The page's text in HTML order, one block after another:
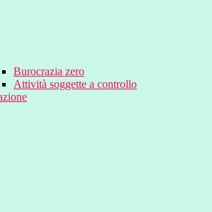
Burocrazia zero
Attività soggette a controllo